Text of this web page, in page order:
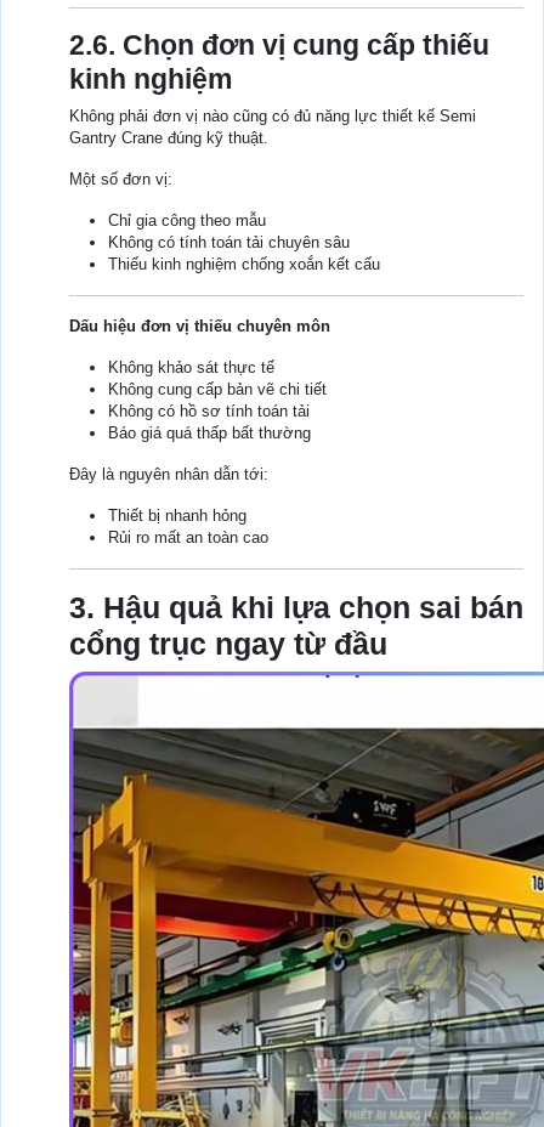
2.6. Chọn đơn vị cung cấp thiếu
kinh nghiệm
Không phải đơn vị nào cũng có đủ năng lực thiết kế Semi
Gantry Crane đúng kỹ thuật.
Một số đơn vị:
Chỉ gia công theo mẫu
Không có tính toán tải chuyên sâu
Thiếu kinh nghiệm chống xoắn kết cấu
Dấu hiệu đơn vị thiếu chuyên môn
Không khảo sát thực tế
Không cung cấp bản vẽ chi tiết
Không có hồ sơ tính toán tải
Báo giá quá thấp bất thường
Đây là nguyên nhân dẫn tới:
Thiết bị nhanh hỏng
Rủi ro mất an toàn cao
3. Hậu quả khi lựa chọn sai bán
cổng trục ngay từ đầu